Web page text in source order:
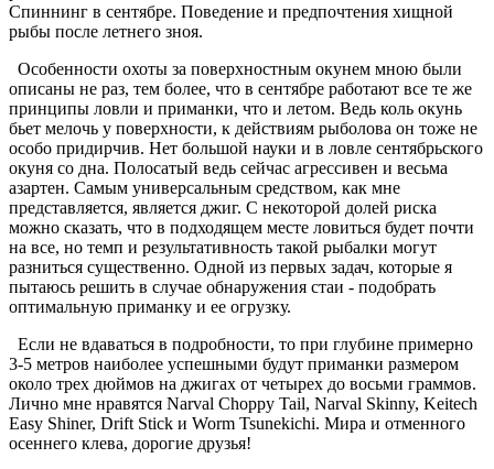
Спиннинг в сентябре. Поведение и предпочтения хищной
рыбы после летнего зноя.
Особенности охоты за поверхностным окунем мною были
описаны не раз, тем более, что в сентябре работают все те же
принципы ловли и приманки, что и летом. Ведь коль окунь
бьет мелочь у поверхности, к действиям рыболова он тоже не
особо придирчив. Нет большой науки и в ловле сентябрьского
окуня со дна. Полосатый ведь сейчас агрессивен и весьма
азартен. Самым универсальным средством, как мне
представляется, является джиг. С некоторой долей риска
можно сказать, что в подходящем месте ловиться будет почти
на все, но темп и результативность такой рыбалки могут
разниться существенно. Одной из первых задач, которые я
пытаюсь решить в случае обнаружения стаи - подобрать
оптимальную приманку и ее огрузку.
Если не вдаваться в подробности, то при глубине примерно
3-5 метров наиболее успешными будут приманки размером
около трех дюймов на джигах от четырех до восьми граммов.
Лично мне нравятся Narval Choppy Tail, Narval Skinny, Keitech
Easy Shiner, Drift Stick и Worm Tsunekichi. Мира и отменного
осеннего клева, дорогие друзья!